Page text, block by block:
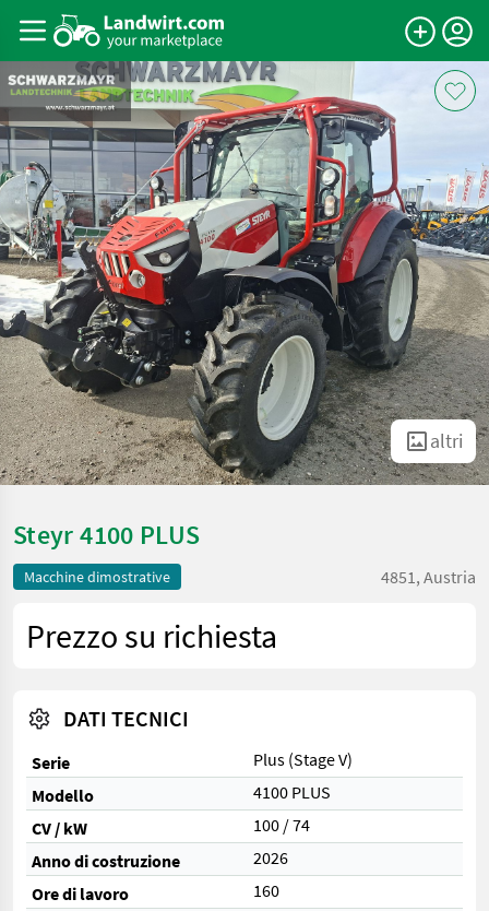
altri
Steyr 4100 PLUS
Macchine dimostrative 4851, Austria
Prezzo su richiesta
DATI TECNICI
Serie
Plus (Stage V)
Modello
4100 PLUS
CV / kW
100 / 74
Anno di costruzione
2026
Ore di lavoro
160